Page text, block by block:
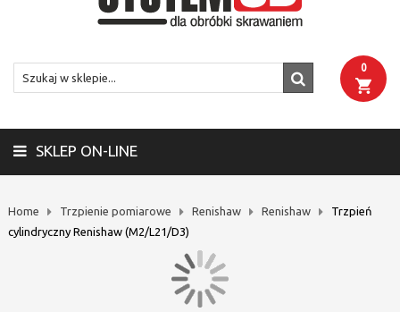
0
SKLEP ON-LINE
Home Trzpienie pomiarowe Renishaw Renishaw
Trzpień
cylindryczny Renishaw (M2/L21/D3)